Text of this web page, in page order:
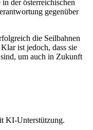
der österreichischen
gegenüber
die Seilbahnen
ist jedoch, dass sie
um auch in Zukunft
KI-Unterstützung.